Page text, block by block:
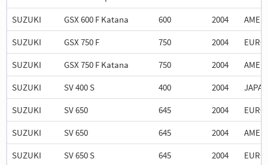
SUZUKI
GSX 600 F Katana 600 2004
SUZUKI
GSX 750 F 750 2004
SUZUKI
GSX 750 F Katana 750 2004
SUZUKI
SV 400 S 400 2004
JAPAN
SUZUKI
SV 650 645 2004
SUZUKI
SV 650 645 2004
SUZUKI
SV 650 S 645 2004